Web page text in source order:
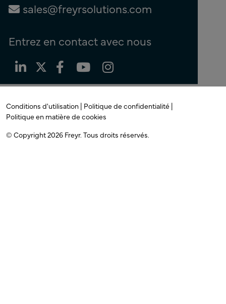
sales@freyrsolutions.com
Entrez en contact avec nous
Conditions d'utilisation | Politique de confidentialité |
Politique en matière de cookies
© Copyright 2026 Freyr. Tous droits réservés.